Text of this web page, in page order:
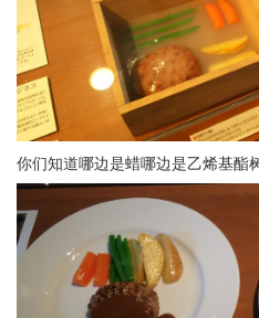
你们知道哪边是蜡哪边是乙烯基酯